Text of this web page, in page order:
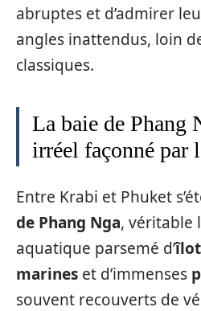
abruptes et d’admirer
angles inattendus, loin
classiques.
La baie de Phang
irréel façonné par
Entre Krabi et Phuket
de Phang Nga, véritable
aquatique parsemé d’
marines et d’immenses
souvent recouverts de